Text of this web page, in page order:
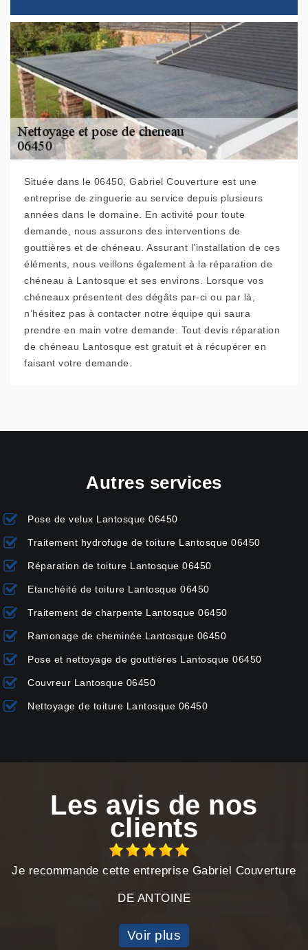
Située dans le 06450, Gabriel Couverture est une
entreprise de zinguerie au service depuis plusieurs
années dans le domaine. En activité pour toute
demande, nous assurons des interventions de
gouttières et de chéneau. Assurant l’installation de ces
éléments, nous veillons également à la réparation de
chéneau à Lantosque et ses environs. Lorsque vos
chéneaux présentent des dégâts par-ci ou par là,
n’hésitez pas à contacter notre équipe qui saura
prendre en main votre demande. Tout devis réparation
de chéneau Lantosque est gratuit et à récupérer en
faisant votre demande.
Autres services
Pose de velux Lantosque 06450
Traitement hydrofuge de toiture Lantosque 06450
Réparation de toiture Lantosque 06450
Etanchéité de toiture Lantosque 06450
Traitement de charpente Lantosque 06450
Ramonage de cheminée Lantosque 06450
Pose et nettoyage de gouttières Lantosque 06450
Couvreur Lantosque 06450
Nettoyage de toiture Lantosque 06450
Les avis de nos
clients
Je recommande cette entreprise Gabriel Couverture
DE ANTOINE
Voir plus